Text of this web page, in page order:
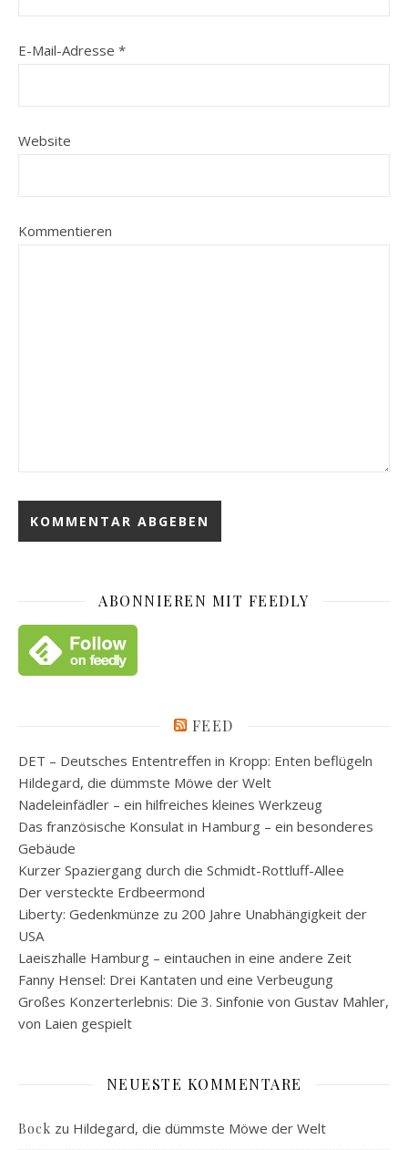
E-Mail-Adresse *
Website
Kommentieren
ABONNIEREN MIT FEEDLY
FEED
DET – Deutsches Ententreffen in Kropp: Enten beflügeln
Hildegard, die dümmste Möwe der Welt
Nadeleinfädler – ein hilfreiches kleines Werkzeug
Das französische Konsulat in Hamburg – ein besonderes
Gebäude
Kurzer Spaziergang durch die Schmidt-Rottluff-Allee
Der versteckte Erdbeermond
Liberty: Gedenkmünze zu 200 Jahre Unabhängigkeit der
USA
Laeiszhalle Hamburg – eintauchen in eine andere Zeit
Fanny Hensel: Drei Kantaten und eine Verbeugung
Großes Konzerterlebnis: Die 3. Sinfonie von Gustav Mahler,
von Laien gespielt
NEUESTE KOMMENTARE
Bock zu Hildegard, die dümmste Möwe der Welt